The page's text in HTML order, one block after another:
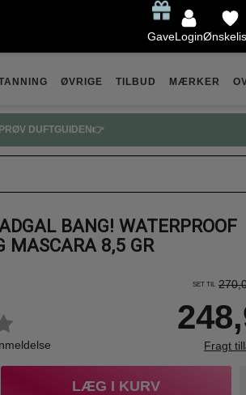
GaveLogin
ØVRIGE TILBUD MÆRKER
PRØV DUFTGUIDEN👉
BANG! WATERPROOF
MASCARA 8,5 GR
SET TIL
Fragt
LÆG I KURV